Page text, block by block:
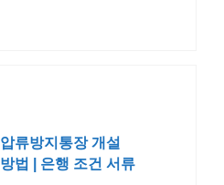
압류방지통장 개설
방법 | 은행 조건 서류